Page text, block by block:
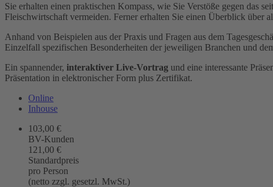
Sie erhalten einen praktischen Kompass, wie Sie Verstöße gegen das
Fleischwirtschaft vermeiden. Ferner erhalten Sie einen Überblick über
Anhand von Beispielen aus der Praxis und Fragen aus dem
Einzelfall spezifischen Besonderheiten der jeweiligen ­Branchen und
Ein spannender, interaktiver Live-Vortrag und eine interessante
Präsentation in elektronischer Form plus Zertifikat.
Online
Inhouse
103,00 €
BV-Kunden
121,00 €
Standardpreis
pro Person
(netto zzgl. gesetzl. MwSt.)